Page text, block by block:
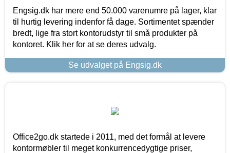
Engsig.dk har mere end 50.000 varenumre på lager, klar
til hurtig levering indenfor få dage. Sortimentet spænder
bredt, lige fra stort kontorudstyr til små produkter på
kontoret. Klik her for at se deres udvalg.
Se udvalget på Engsig.dk
Office2go.dk startede i 2011, med det formål at levere
kontormøbler til meget konkurrencedygtige priser,